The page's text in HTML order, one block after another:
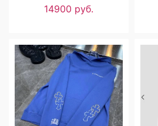
14900 руб.